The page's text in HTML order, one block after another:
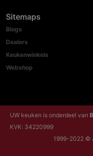
Sitemaps
Blogs
Dealers
Keukenwinkels
Webshop
UW keuken is onderdeel van
KVK: 34220999
1999-2022 ©